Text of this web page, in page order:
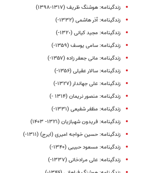
زندگینامه: هوشنگ ظریف (۱۳۱۷-۱۳۹۸)
زندگینامه: آذر هاشمی (۱۳۳۲-)
زندگینامه: مجید کیانی (١٣٢٠-)
زندگینامه: سامی یوسف (۱۳۵۹-)
زندگینامه: مانی جعفر زاده (۱۳۵۷-)
زندگینامه: سالار عقیلی (۱۳۵۶-)
زندگینامه: علی جهاندار (۱۳۲۷-)
زندگینامه: منصور نریمان (۱۳۱۴ -)
زندگینامه: مظفر شفیعی (١٣٣١-)
زندگینامه: فریدون شهبازیان (۱۳۲۱- ۱۴۰۳)
زندگینامه: حسین خواجه امیری (ایرج) (۱۳۱۱-)
زندگینامه: مسعود حبیبی (۱۳۴۰-)
زندگینامه: علی مرادخانی (۱۳۳۷-)